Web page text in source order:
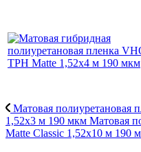
Матовая полиуретановая
1,52х3 м 190 мкм Матовая
Matte Classic 1,52х10 м 190